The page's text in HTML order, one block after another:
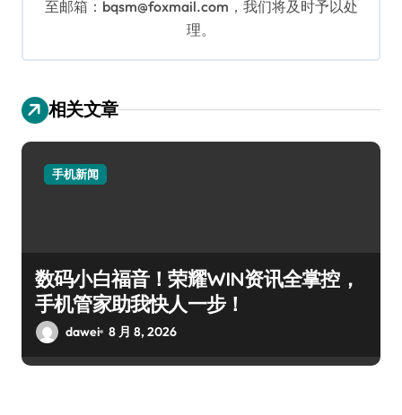
至邮箱：bqsm@foxmail.com，我们将及时予以处
理。
相关文章
手机新闻
数码小白福音！荣耀WIN资讯全掌控，
手机管家助我快人一步！
dawei 8 月 8, 2026